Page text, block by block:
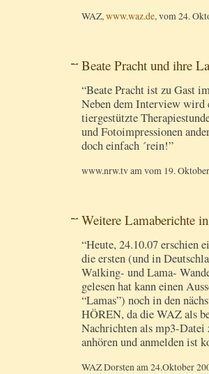
WAZ, www.waz.de, vom 24.
Beate Pracht und ihre
“Beate Pracht ist zu Gast
Neben dem Interview wird
tiergestützte
und Fotoimpressionen
doch einfach ´rein!”
www.nrw.tv am vom 19.
Weitere Lamaberichte
“Heute, 24.10.07 erschien
die ersten (und in
Walking- und Lama-
gelesen hat kann einen
“Lamas”) noch in den
HÖREN, da die WAZ als
Nachrichten als mp3-Datei
anhören und anmelden ist
WAZ Dorsten am 24.Oktober